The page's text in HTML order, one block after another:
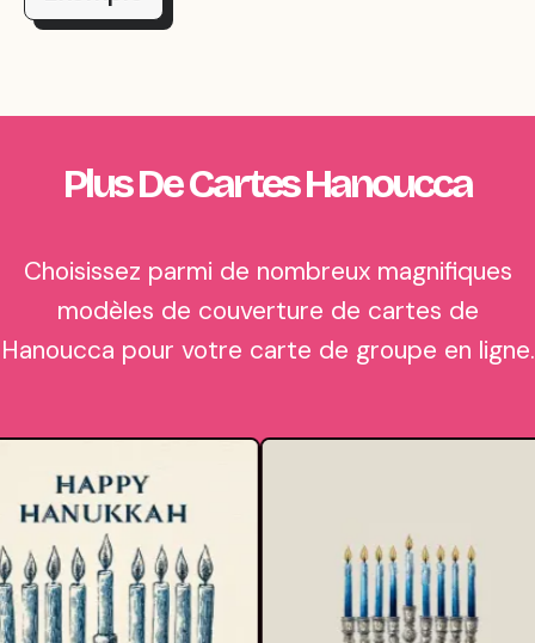
Plus De Cartes Hanoucca
Choisissez parmi de nombreux magnifiques
modèles de couverture de cartes de
Hanoucca pour votre carte de groupe en ligne.